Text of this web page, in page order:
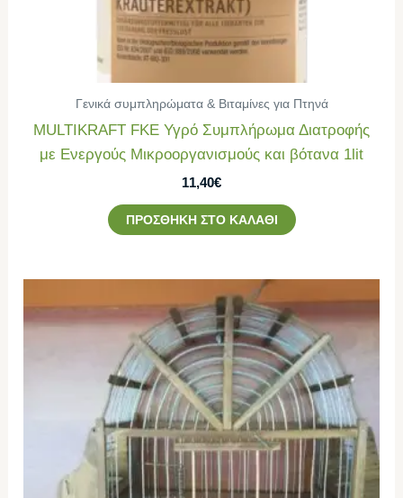
Γενικά συμπληρώματα & Βιταμίνες για Πτηνά
MULTIKRAFT FΚE Υγρό Συμπλήρωμα Διατροφής
με Ενεργούς Μικροοργανισμούς και βότανα 1lit
11,40€
ΠΡΟΣΘΉΚΗ ΣΤΟ ΚΑΛΆΘΙ